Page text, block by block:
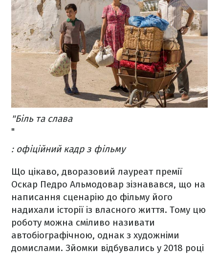
"Біль та слава
"
: офіційний кадр з фільму
Що цікаво, дворазовий лауреат премії
Оскар Педро Альмодовар зізнавався, що на
написання сценарію до фільму його
надихали історії із власного життя. Тому цю
роботу можна сміливо називати
автобіографічною, однак з художніми
домислами. Зйомки відбувались у 2018 році